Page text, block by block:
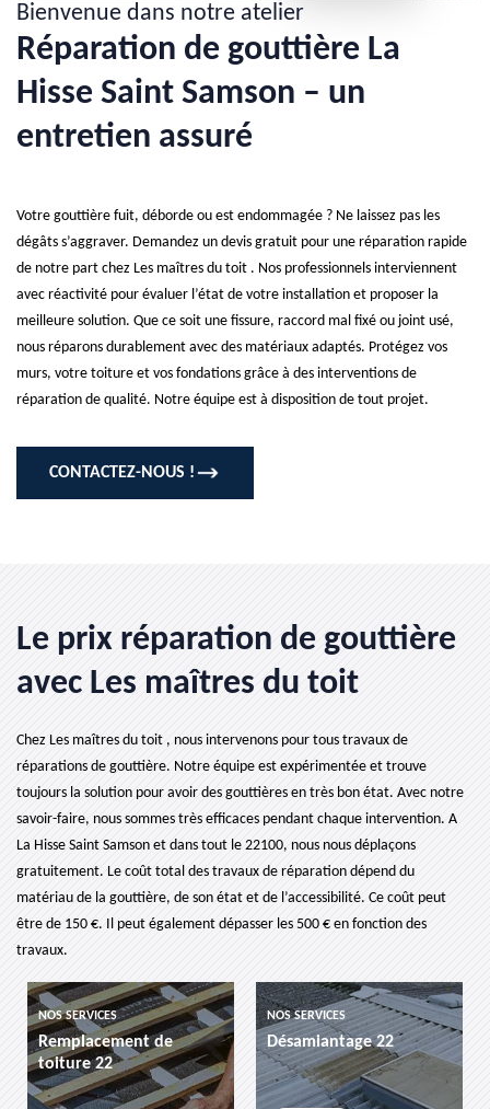
Bienvenue dans notre atelier
Réparation de gouttière La
Hisse Saint Samson – un
entretien assuré
Votre gouttière fuit, déborde ou est endommagée ? Ne laissez pas les
dégâts s’aggraver. Demandez un devis gratuit pour une réparation rapide
de notre part chez Les maîtres du toit . Nos professionnels interviennent
avec réactivité pour évaluer l’état de votre installation et proposer la
meilleure solution. Que ce soit une fissure, raccord mal fixé ou joint usé,
nous réparons durablement avec des matériaux adaptés. Protégez vos
murs, votre toiture et vos fondations grâce à des interventions de
réparation de qualité. Notre équipe est à disposition de tout projet.
CONTACTEZ-NOUS !
Le prix réparation de gouttière
avec Les maîtres du toit
Chez Les maîtres du toit , nous intervenons pour tous travaux de
réparations de gouttière. Notre équipe est expérimentée et trouve
toujours la solution pour avoir des gouttières en très bon état. Avec notre
savoir-faire, nous sommes très efficaces pendant chaque intervention. A
La Hisse Saint Samson et dans tout le 22100, nous nous déplaçons
gratuitement. Le coût total des travaux de réparation dépend du
matériau de la gouttière, de son état et de l’accessibilité. Ce coût peut
être de 150 €. Il peut également dépasser les 500 € en fonction des
travaux.
NOS SERVICES
Désamiantage 22
NOS SERVICES
etancheite de